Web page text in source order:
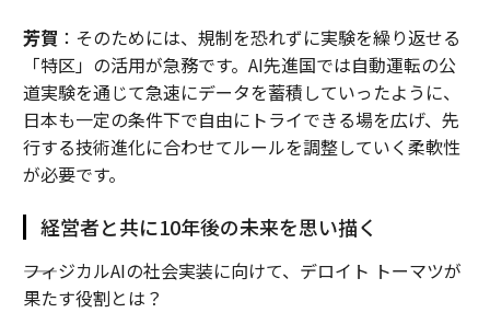
芳賀 ：そのためには、規制を恐れずに実験を繰り返せる
「特区」の活用が急務です。AI先進国では自動運転の公
道実験を通じて急速にデータを蓄積していったように、
日本も一定の条件下で自由にトライできる場を広げ、先
行する技術進化に合わせてルールを調整していく柔軟性
が必要です。
経営者と共に10年後の未来を思い描く
――フィジカルAIの社会実装に向けて、デロイト トーマツが
果たす役割とは？